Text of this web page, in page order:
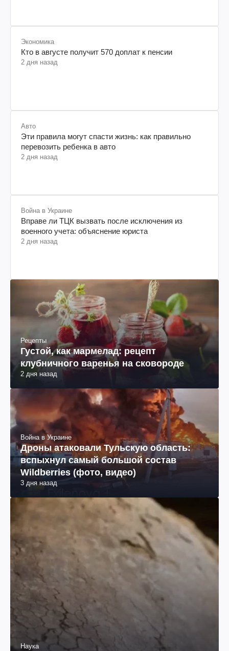
Экономика
Кто в августе получит 570 доплат к пенсии
2 дня назад
Авто
Эти правила могут спасти жизнь: как правильно
перевозить ребенка в авто
2 дня назад
Война в Украине
Вправе ли ТЦК вызвать после исключения из
военного учета: объяснение юриста
2 дня назад
Рецепты
Густой, как мармелад: рецепт
клубничного варенья на сковороде
2 дня назад
Война в Украине
Дроны атаковали Тульскую область:
вспыхнул самый большой состав
Wildberries (фото, видео)
3 дня назад
Наука